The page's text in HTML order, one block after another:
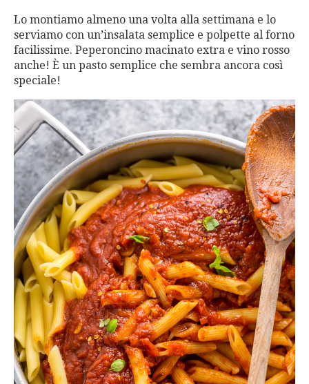
Lo montiamo almeno una volta alla settimana e lo
serviamo con un’insalata semplice e polpette al forno
facilissime. Peperoncino macinato extra e vino rosso
anche! È un pasto semplice che sembra ancora così
speciale!